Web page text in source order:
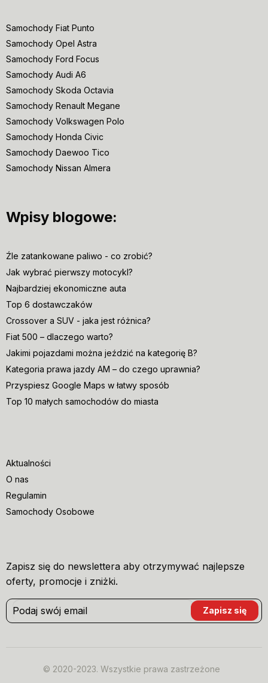
Samochody Fiat Punto
Samochody Opel Astra
Samochody Ford Focus
Samochody Audi A6
Samochody Skoda Octavia
Samochody Renault Megane
Samochody Volkswagen Polo
Samochody Honda Civic
Samochody Daewoo Tico
Samochody Nissan Almera
Wpisy blogowe:
Źle zatankowane paliwo - co zrobić?
Jak wybrać pierwszy motocykl?
Najbardziej ekonomiczne auta
Top 6 dostawczaków
Crossover a SUV - jaka jest różnica?
Fiat 500 – dlaczego warto?
Jakimi pojazdami można jeździć na kategorię B?
Kategoria prawa jazdy AM – do czego uprawnia?
Przyspiesz Google Maps w łatwy sposób
Top 10 małych samochodów do miasta
Aktualności
O nas
Regulamin
Samochody Osobowe
Zapisz się do newslettera aby otrzymywać najlepsze
oferty, promocje i zniżki.
© 2020-2023. Wszystkie prawa zastrzeżone